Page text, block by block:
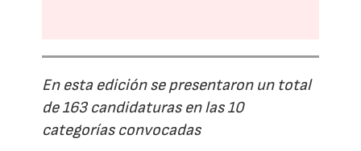
En esta edición se presentaron un total
de 163 candidaturas en las 10
categorías convocadas